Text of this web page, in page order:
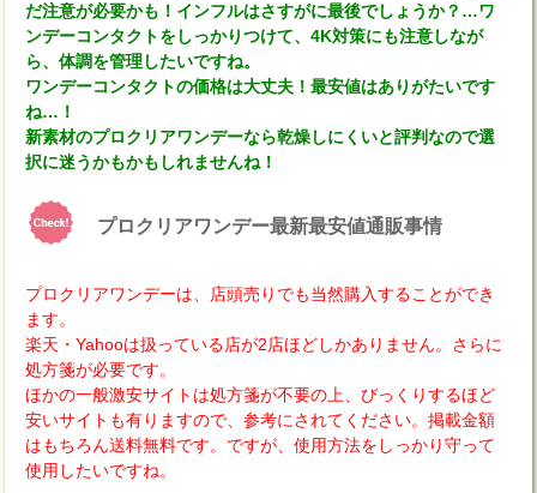
だ注意が必要かも！インフルはさすがに最後でしょうか？…ワ
ンデーコンタクトをしっかりつけて、4K対策にも注意しなが
ら、体調を管理したいですね。
ワンデーコンタクトの価格は大丈夫！最安値はありがたいです
ね…！
新素材のプロクリアワンデーなら乾燥しにくいと評判なので選
択に迷うかもかもしれませんね！
プロクリアワンデー最新最安値通販事情
プロクリアワンデーは、店頭売りでも当然購入することができ
ます。
楽天・Yahooは扱っている店が2店ほどしかありません。さらに
処方箋が必要です。
ほかの一般激安サイトは処方箋が不要の上、びっくりするほど
安いサイトも有りますので、参考にされてください。掲載金額
はもちろん送料無料です。ですが、使用方法をしっかり守って
使用したいですね。